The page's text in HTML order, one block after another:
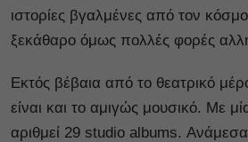
ιστορίες βγαλμένες από τον
ξεκάθαρο όμως πολλές φορές
Εκτός βέβαια από το θεατρικό
είναι και το αμιγώς μουσικό. Με
αριθμεί 29 studio albums.